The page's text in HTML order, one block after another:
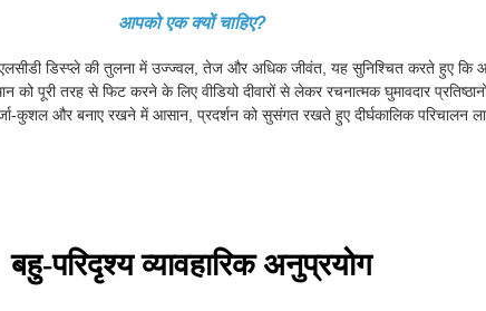
आपको एक क्यों चाहिए?
एलसीडी डिस्प्ले की तुलना में उज्ज्वल, तेज और अधिक जीवंत, यह सुनिश्चित करते हुए कि
को पूरी तरह से फिट करने के लिए वीडियो दीवारों से लेकर रचनात्मक घुमावदार
कुशल और बनाए रखने में आसान, प्रदर्शन को सुसंगत रखते हुए दीर्घकालिक परिचालन
बहु-परिदृश्य व्यावहारिक अनुप्रयोग